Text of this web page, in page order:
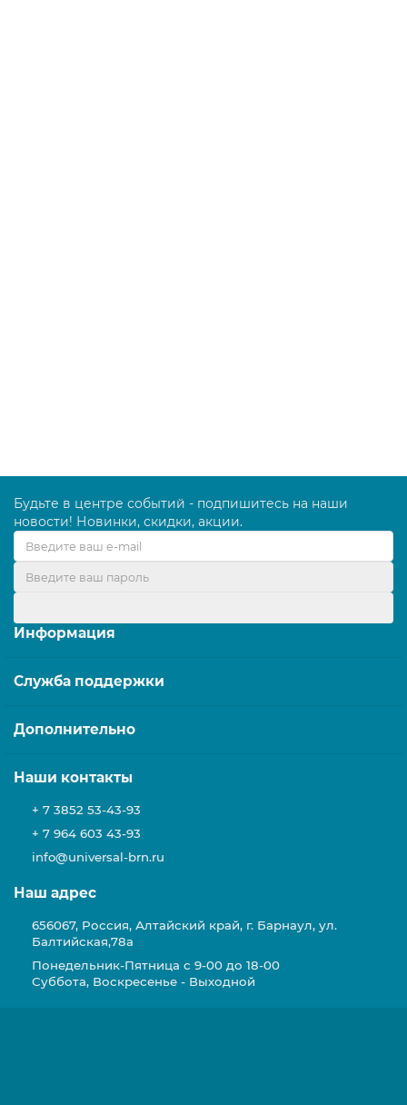
Будьте в центре событий - подпишитесь на наши
новости! Новинки, скидки, акции.
Информация
Служба поддержки
Дополнительно
Наши контакты
+ 7 3852 53-43-93
+ 7 964 603 43-93
info@universal-brn.ru
Наш адрес
656067, Россия, Алтайский край, г. Барнаул, ул.
Балтийская,78а
Понедельник-Пятница с 9-00 до 18-00
Суббота, Воскресенье - Выходной